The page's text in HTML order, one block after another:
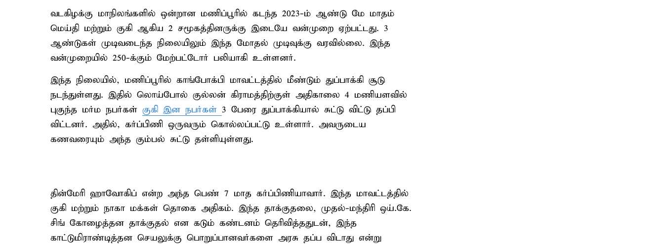
வடகிழக்கு மாநிலங்களில் ஒன்றான மணிப்பூரில் கடந்த 2023-ம் ஆண்டு மே மாதம்
மெய்தி மற்றும் குகி ஆகிய 2 சமூகத்தினருக்கு இடையே வன்முறை ஏற்பட்டது. 3
ஆண்டுகள் முடிவடைந்த நிலையிலும் இந்த மோதல் முடிவுக்கு வரவில்லை. இந்த
வன்முறையில் 250-க்கும் மேற்பட்டோர் பலியாகி உள்ளனர்.
இந்த நிலையில், மணிப்பூரில் காங்போக்பி மாவட்டத்தில் மீண்டும் துப்பாக்கி சூடு
நடந்துள்ளது. இதில் லொய்போல் குல்லன் கிராமத்திற்குள் அதிகாலை 4 மணியளவில்
புகுந்த மர்ம நபர்கள் குகி இன நபர்கள் 3 பேரை துப்பாக்கியால் சுட்டு விட்டு தப்பி
விட்டனர். அதில், கர்ப்பிணி ஒருவரும் கொல்லப்பட்டு உள்ளார். அவருடைய
கணவரையும் அந்த கும்பல் சுட்டு தள்ளியுள்ளது.
தின்மேரி ஹாவோகிப் என்ற அந்த பெண் 7 மாத கர்ப்பிணியாவார். இந்த மாவட்டத்தில்
குகி மற்றும் நாகா மக்கள் தொகை அதிகம். இந்த தாக்குதலை, முதல்-மந்திரி ஒய்.கே.
சிங் கோழைத்தன தாக்குதல் என கடும் கண்டனம் தெரிவித்ததுடன், இந்த
காட்டுமிராண்டித்தன செயலுக்கு பொறுப்பானவர்களை அரசு தப்ப விடாது என்று